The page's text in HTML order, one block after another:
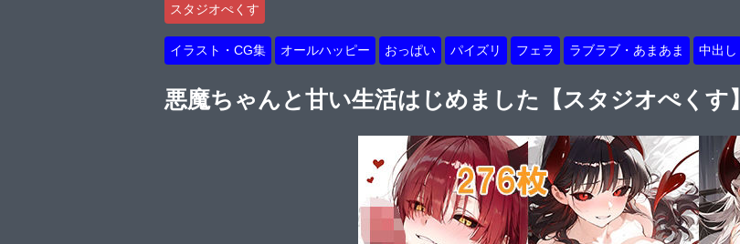
スタジオぺくす
イラスト・CG集 オールハッピー おっぱい パイズリ フェラ ラブラブ・あまあま 中出し
悪魔ちゃんと甘い生活はじめました【スタジオぺくす】